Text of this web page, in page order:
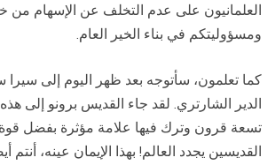
العلمانيون على عدم التخلف عن الإسهام من
ومسؤوليتكم في بناء الخير العام.
كما تعلمون، سأتوجه بعد ظهر اليوم إلى سيرا
الدير الشارتري. لقد جاء القديس برونو إلى
تسعة قرون وترك فيها علامة مؤثرة بفضل قوة
القديسين يجدد العالم! بهذا الإيمان عينه، أنتم